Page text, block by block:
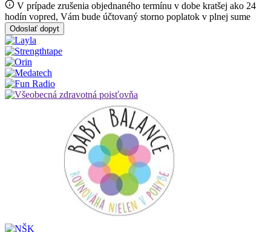
V prípade zrušenia objednaného termínu v dobe kratšej ako 24
hodín vopred, Vám bude účtovaný storno poplatok v plnej sume
Odoslať dopyt